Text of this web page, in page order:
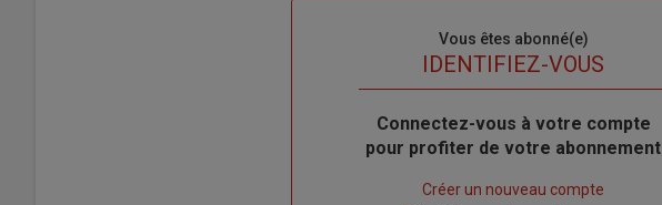
Vous êtes abonné(e)
IDENTIFIEZ-VOUS
Body
Connectez-vous à votre compte
pour profiter de votre abonnement
Créer un nouveau compte